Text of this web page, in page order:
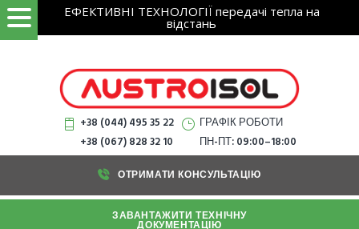
Skip
to
ЕФЕКТИВНІ ТЕХНОЛОГІЇ передачі тепла на
відстань
ЗНАЙТИ
+38 (044) 495 35 22
+38 (067) 828 32 10
ГРАФІК РОБОТИ
ПН-ПТ: 09:00–18:00
ОТРИМАТИ КОНСУЛЬТАЦІЮ
ЗАВАНТАЖИТИ ТЕХНІЧНУ
ДОКУМЕНТАЦІЮ